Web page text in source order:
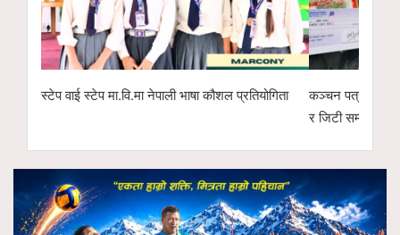
स्टेप वाई स्टेप मा.वि.मा नेपाली भाषा कौशल प्रतियोगिता
कञ्चन
र जिटी सम्मानित